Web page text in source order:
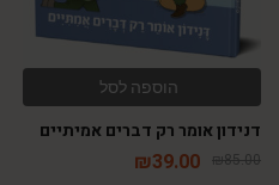
הוספה לסל
דנידון אומר רק דברים אמיתיים
₪85.00
₪39.00